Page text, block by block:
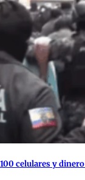
celulares y